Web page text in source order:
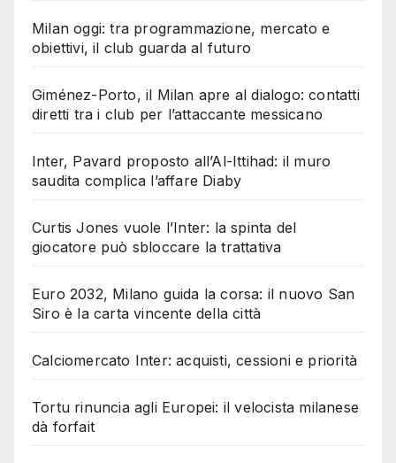
Milan oggi: tra programmazione, mercato e
obiettivi, il club guarda al futuro
Giménez-Porto, il Milan apre al dialogo: contatti
diretti tra i club per l’attaccante messicano
Inter, Pavard proposto all’Al-Ittihad: il muro
saudita complica l’affare Diaby
Curtis Jones vuole l’Inter: la spinta del
giocatore può sbloccare la trattativa
Euro 2032, Milano guida la corsa: il nuovo San
Siro è la carta vincente della città
Calciomercato Inter: acquisti, cessioni e priorità
Tortu rinuncia agli Europei: il velocista milanese
dà forfait